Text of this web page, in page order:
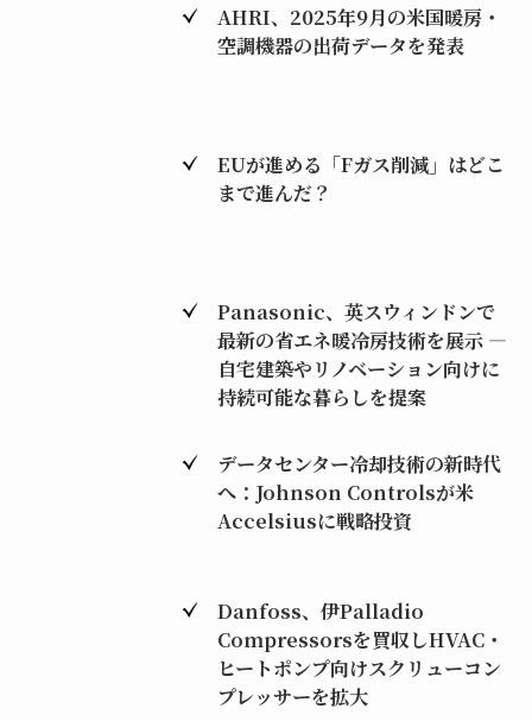
AHRI、2025年9月の米国暖房・
空調機器の出荷データを発表
EUが進める「Fガス削減」はどこ
まで進んだ？
Panasonic、英スウィンドンで
最新の省エネ暖冷房技術を展示 ―
自宅建築やリノベーション向けに
持続可能な暮らしを提案
データセンター冷却技術の新時代
へ：Johnson Controlsが米
Accelsiusに戦略投資
Danfoss、伊Palladio
Compressorsを買収しHVAC・
ヒートポンプ向けスクリューコン
プレッサーを拡大